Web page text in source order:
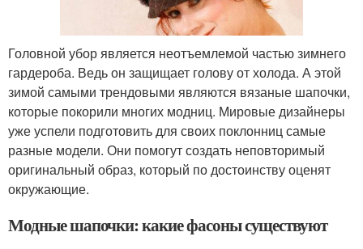
Головной убор является неотъемлемой частью зимнего
гардероба. Ведь он защищает голову от холода. А этой
зимой самыми трендовыми являются вязаные шапочки,
которые покорили многих модниц. Мировые дизайнеры
уже успели подготовить для своих поклонниц самые
разные модели. Они помогут создать неповторимый
оригинальный образ, который по достоинству оценят
окружающие.
Модные шапочки: какие фасоны существуют